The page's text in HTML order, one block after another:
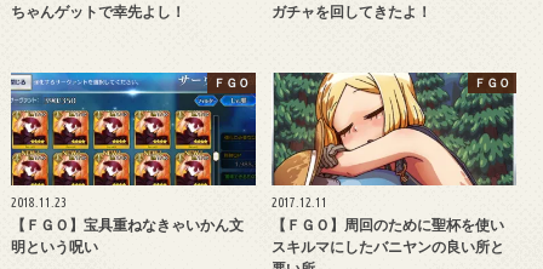
ちゃんゲットで幸先よし！
ガチャを回してきたよ！
ＦＧＯ
2018.11.23
【ＦＧＯ】宝具重ねなきゃいかん文
明という呪い
ＦＧＯ
2017.12.11
【ＦＧＯ】周回のために聖杯を使い
スキルマにしたバニヤンの良い所と